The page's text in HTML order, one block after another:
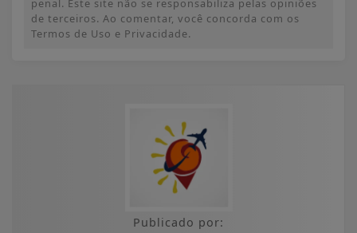
penal. Este site não se responsabiliza pelas opiniões
de terceiros. Ao comentar, você concorda com os
Termos de Uso e Privacidade.
Publicado por: